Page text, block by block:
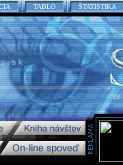
TABLO ŠTATISTIKA